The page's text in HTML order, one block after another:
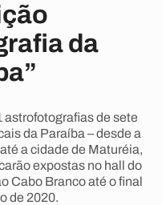
da
astrofotografias de sete
da Paraíba – desde a
a cidade de Maturéia,
expostas no hall do
Cabo Branco até o final
de 2020.